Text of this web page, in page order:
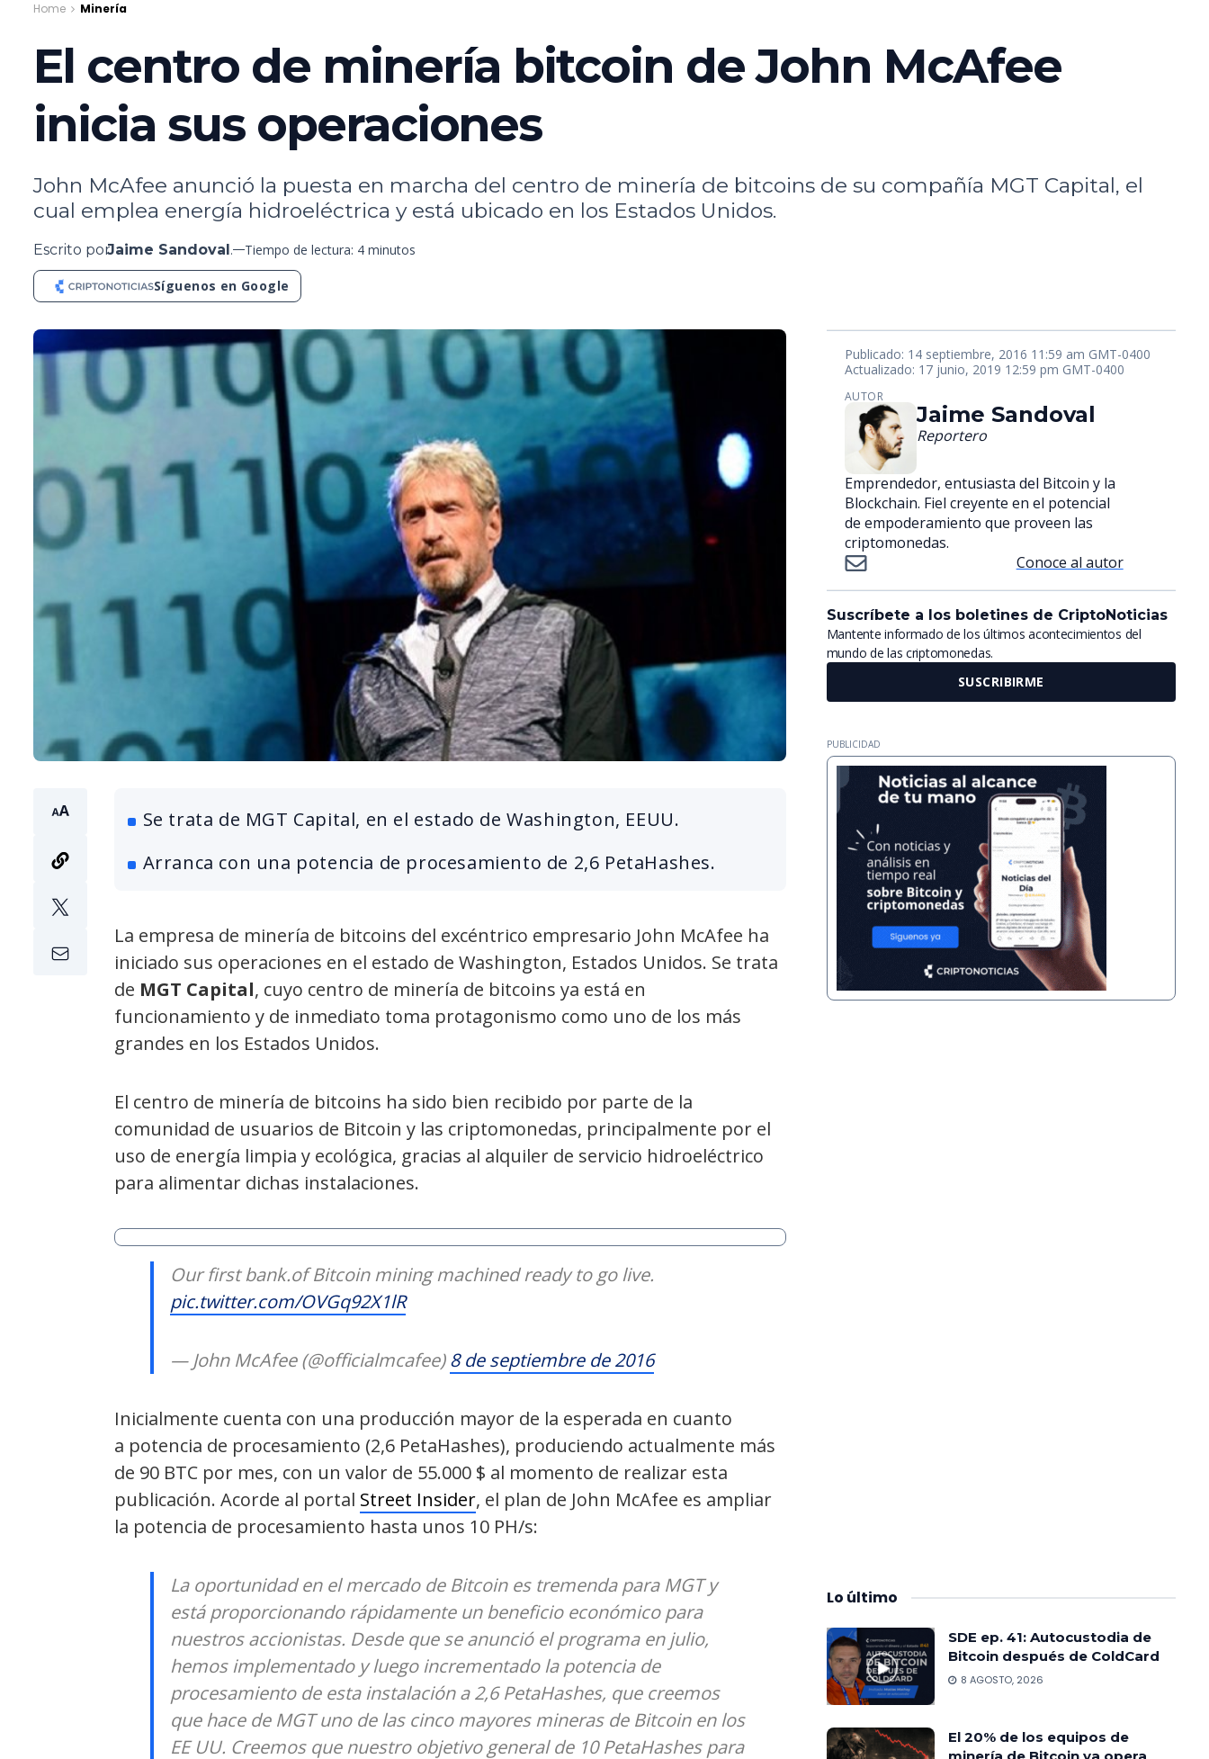
Home Minería
El centro de minería bitcoin de John McAfee
inicia sus operaciones
John McAfee anunció la puesta en marcha del centro de minería de bitcoins de su compañía MGT Capital, el
cual emplea energía hidroeléctrica y está ubicado en los Estados Unidos.
Escrito porJaime Sandoval. Tiempo de lectura: 4 minutos
Síguenos en Google
Se trata de MGT Capital, en el estado de Washington, EEUU.
Arranca con una potencia de procesamiento de 2,6 PetaHashes.
La empresa de minería de bitcoins del excéntrico empresario John McAfee ha
iniciado sus operaciones en el estado de Washington, Estados Unidos. Se trata
de MGT Capital, cuyo centro de minería de bitcoins ya está en
funcionamiento y de inmediato toma protagonismo como uno de los más
grandes en los Estados Unidos.
El centro de minería de bitcoins ha sido bien recibido por parte de la
comunidad de usuarios de Bitcoin y las criptomonedas, principalmente por el
uso de energía limpia y ecológica, gracias al alquiler de servicio hidroeléctrico
para alimentar dichas instalaciones.
Our first bank.of Bitcoin mining machined ready to go live.
pic.twitter.com/OVGq92X1lR
— John McAfee (@officialmcafee)8 de septiembre de 2016
Inicialmente cuenta con una producción mayor de la esperada en cuanto
a potencia de procesamiento (2,6 PetaHashes), produciendo actualmente más
de 90 BTC por mes, con un valor de 55.000 $ al momento de realizar esta
publicación. Acorde al portal Street Insider, el plan de John McAfee es ampliar
la potencia de procesamiento hasta unos 10 PH/s:
La oportunidad en el mercado de Bitcoin es tremenda para MGT y
está proporcionando rápidamente un beneficio económico para
nuestros accionistas. Desde que se anunció el programa en julio,
hemos implementado y luego incrementado la potencia de
procesamiento de esta instalación a 2,6 PetaHashes, que creemos
que hace de MGT uno de las cinco mayores mineras de Bitcoin en los
EE UU. Creemos que nuestro objetivo general de 10 PetaHashes para
Publicado: 14 septiembre, 2016 11:59 am GMT-0400
Actualizado: 17 junio, 2019 12:59 pm GMT-0400
AUTOR
Jaime Sandoval
Reportero
Emprendedor, entusiasta del Bitcoin y la
Blockchain. Fiel creyente en el potencial
de empoderamiento que proveen las
criptomonedas.
Conoce al autor
Suscríbete a los boletines de CriptoNoticias
Mantente informado de los últimos acontecimientos del
mundo de las criptomonedas.
SUSCRIBIRME
PUBLICIDAD
Lo último
SDE ep. 41: Autocustodia de
Bitcoin después de ColdCard
8 AGOSTO, 2026
El 20% de los equipos de
minería de Bitcoin ya opera